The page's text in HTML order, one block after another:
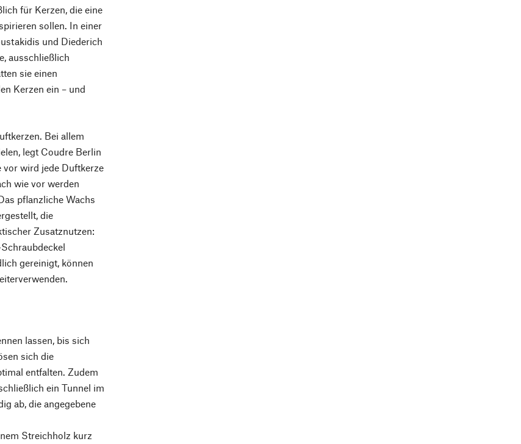
für Kerzen, die eine
sollen. In einer
und Diederich
ausschließlich
sie einen
Kerzen ein – und
Bei allem
legt Coudre Berlin
vor wird jede Duftkerze
wie vor werden
pflanzliche Wachs
die
Zusatznutzen:
gereinigt, können
lassen, bis sich
sich die
entfalten. Zudem
ein Tunnel im
ab, die angegebene
Streichholz kurz